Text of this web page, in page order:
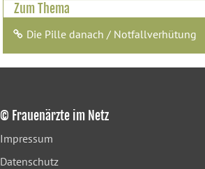
Zum Thema
Die Pille danach / Notfallverhütung
© Frauenärzte im Netz
Impressum
Datenschutz